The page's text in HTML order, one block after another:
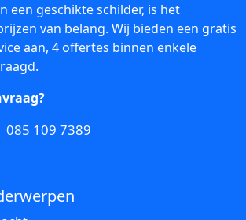
een geschikte schilder, is het
van belang. Wij bieden een gratis
aan, 4 offertes binnen enkele
085 109 7389